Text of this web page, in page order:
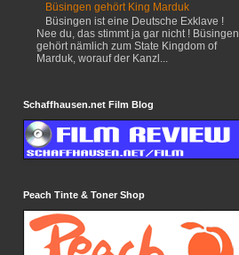
Büsingen gehört King Marduk
Büsingen ist eine Deutsche Exklave !
Nee du, das stimmt ja gar nicht ! Büsingen
gehört nämlich zum State Kingdom of
Marduk, worauf der Kanzl...
Schaffhausen.net Film Blog
Peach Tinte & Toner Shop